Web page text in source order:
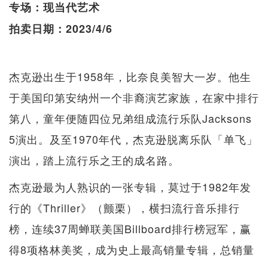
专场：现当代艺术
拍卖日期：2023/4/6
杰克逊出生于1958年，比奈良美智大一岁。他生
于美国印第安纳州一个非裔演艺家族，在家中排行
第八，童年便随四位兄弟组成流行乐队Jacksons
5演出。及至1970年代，杰克逊脱离乐队「单飞」
演出，踏上流行乐之王的成名路。
杰克逊最为人熟识的一张专辑，莫过于1982年发
行的《Thriller》（颤栗），横扫流行音乐排行
榜，连续37周蝉联美国Billboard排行榜冠军，赢
得8项格林美奖，成为史上最高销量专辑，总销量